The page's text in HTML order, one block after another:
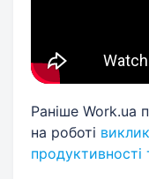
Раніше Work.ua
на роботі
продуктивності